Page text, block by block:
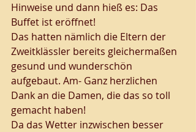
Hinweise und dann hieß es: Das
Buffet ist eröffnet!
Das hatten nämlich die Eltern der
Zweitklässler bereits gleichermaßen
gesund und wunderschön
aufgebaut. Am- Ganz herzlichen
Dank an die Damen, die das so toll
gemacht haben!
Da das Wetter inzwischen besser